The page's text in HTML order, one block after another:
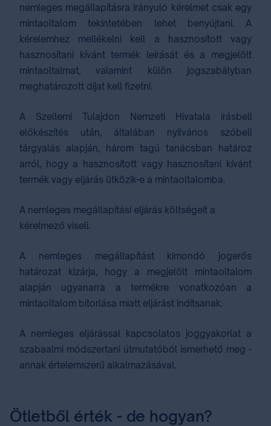
nemleges megállapításra irányuló kérelmet csak egy
mintaoltalom tekintetében lehet benyújtani. A
kérelemhez mellékelni kell a hasznosított vagy
hasznosítani kívánt termék leírását és a megjelölt
mintaoltalmat, valamint külön jogszabályban
meghatározott⁣ díjat⁣ kell fizetni.
A Szellemi Tulajdon Nemzeti Hivatala írásbeli
előkészítés után, általában nyilvános szóbeli
tárgyalás alapján, három tagú tanácsban határoz
arról, hogy a hasznosított vagy hasznosítani kívánt
termék vagy eljárás ütközik-e a mintaoltalomba.
A nemleges megállapítási eljárás költségeit a
kérelmező viseli.
A nemleges megállapítást kimondó jogerős
határozat kizárja, hogy a megjelölt mintaoltalom
alapján ugyanarra a termékre vonatkozóan a
mintaoltalom bitorlása miatt eljárást indítsanak.
A nemleges eljárással kapcsolatos joggyakorlat a
szabaalmi módszertani útmutatóból ismerhető meg -
annak értelemszerű alkalmazásával.
Ötletből érték - de hogyan?